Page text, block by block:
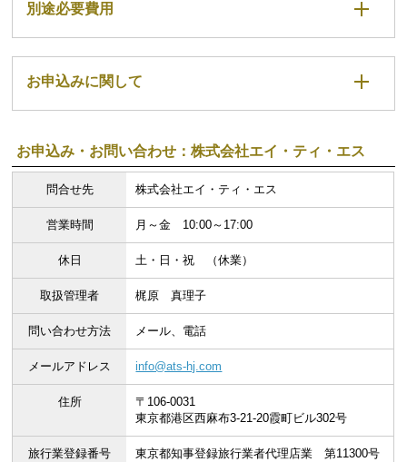
別途必要費用
お申込みに関して
お申込み・お問い合わせ：株式会社エイ・ティ・エス
問合せ先 株式会社エイ・ティ・エス
営業時間 月～金 10:00～17:00
休日 土・日・祝 （休業）
取扱管理者 梶原 真理子
問い合わせ方法 メール、電話
メールアドレス info@ats-hj.com
住所
〒106-0031
東京都港区西麻布3-21-20霞町ビル302号
旅行業登録番号 東京都知事登録旅行業者代理店業 第11300号